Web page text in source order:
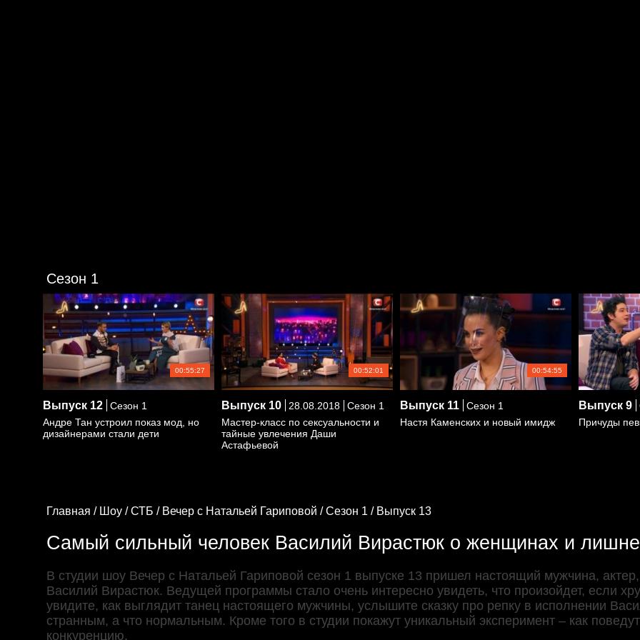
Сезон 1
00:55:27
Выпуск 12
Сезон 1
Андре Тан устроил показ мод, но
дизайнерами стали дети
00:52:01
Выпуск 10 28.08.2018
Сезон 1
Мастер-класс по сексуальности и
тайные увлечения Даши
Астафьевой
00:54:55
Выпуск 11
Сезон 1
Настя Каменских и новый имидж
Выпуск 9
Причуды
Главная / Шоу /СТБ / Вечер с Натальей Гариповой /Сезон 1 / Выпуск 13
Самый сильный человек Василий Вирастюк о женщинах и
В студии шоу Вечер с Натальей Гариповой сезон 1 выпуске 13 пришел настоящий мужчина,
Василий Вирастюк. Ведущей программы стало очень интересно увидеть, что произойдет, если
увидите, как выглядит танец настоящего мужчины, услышите сказку про репку в исполнении
странным, а что нормальным. Кроме того в студии покажут уникальный эксперимент – как
конкуренцию.